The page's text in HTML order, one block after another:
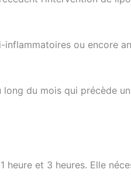
ou encore
du mois qui précède
et 3 heures. Elle